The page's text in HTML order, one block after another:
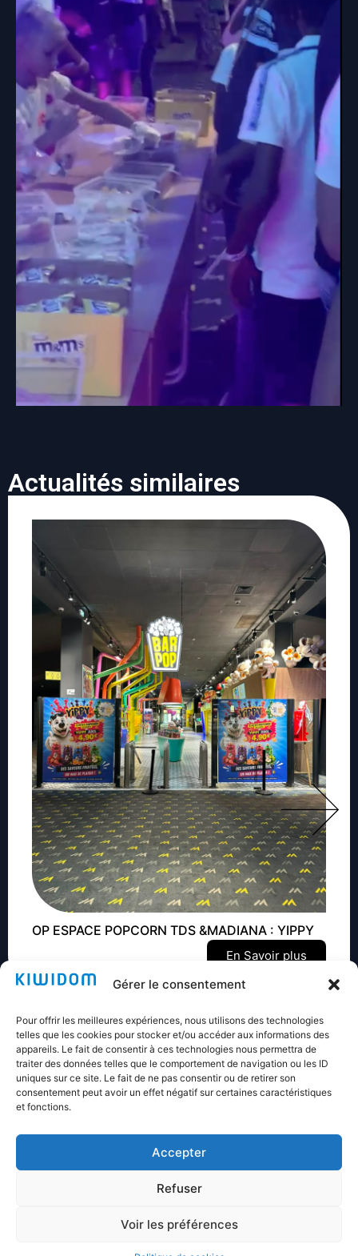
Gérer le consentement
Pour offrir les meilleures expériences, nous utilisons des technologies
telles que les cookies pour stocker et/ou accéder aux informations des
appareils. Le fait de consentir à ces technologies nous permettra de
traiter des données telles que le comportement de navigation ou les ID
uniques sur ce site. Le fait de ne pas consentir ou de retirer son
consentement peut avoir un effet négatif sur certaines caractéristiques
et fonctions.
Accepter
Refuser
Voir les préférences
Actualités similaires
OP ESPACE POPCORN TDS &MADIANA : YIPPY
En Savoir plus
Nos références
© 2024 KIWIDOM. Tous droits réservés.